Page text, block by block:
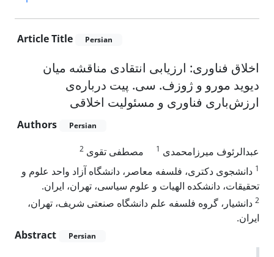
Article Title Persian
اخلاق فناوری: ارزیابی انتقادی مناقشه‌ میان
دیوید مورو و ژوزف. سی. پیت درباره‌ی
ارزش‌باری فناوری و مسئولیت اخلاقی
Authors Persian
عبدالرئوف میرزامحمدی 1 مصطفی تقوی 2
1 دانشجوی دکتری، فلسفه معاصر، دانشگاه آزاد واحد علوم و
تحقیقات، دانشکده الهیات و علوم سیاسی، تهران، ایران.
2 دانشیار، گروه فلسفه علم دانشگاه صنعتی شریف، تهران،
ایران.
Abstract
Persian